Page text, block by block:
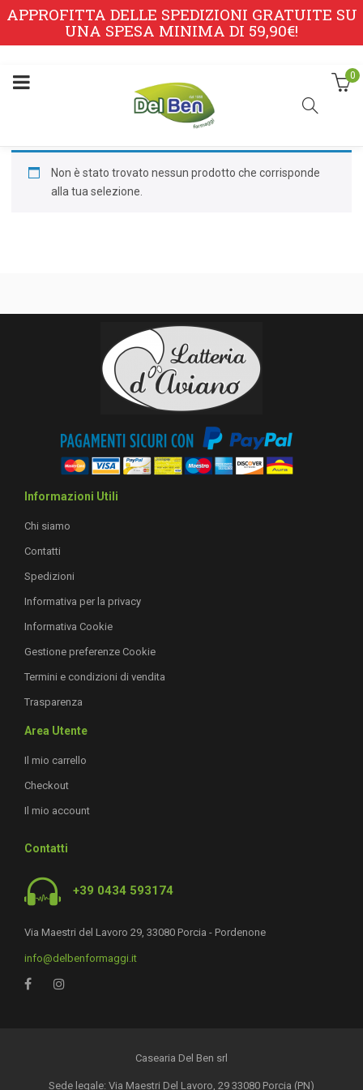
APPROFITTA DELLE SPEDIZIONI GRATUITE SU
UNA SPESA MINIMA DI 59,90€!
0
Non è stato trovato nessun prodotto che corrisponde
alla tua selezione.
Informazioni Utili
Chi siamo
Contatti
Spedizioni
Informativa per la privacy
Informativa Cookie
Gestione preferenze Cookie
Termini e condizioni di vendita
Trasparenza
Area Utente
Il mio carrello
Checkout
Il mio account
Contatti
+39 0434 593174
Via Maestri del Lavoro 29, 33080 Porcia - Pordenone
info@delbenformaggi.it
Casearia Del Ben srl
Sede legale: Via Maestri Del Lavoro, 29 33080 Porcia (PN)